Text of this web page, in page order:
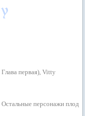
первая), Vitty
персонажи плод